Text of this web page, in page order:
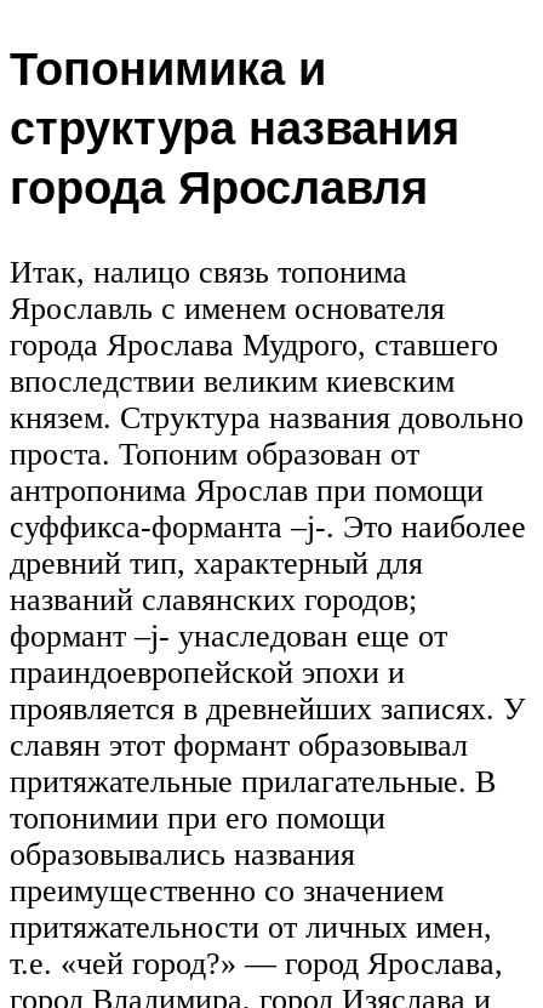
Топонимика и
структура названия
города Ярославля
Итак, налицо связь топонима
Ярославль с именем основателя
города Ярослава Мудрого, ставшего
впоследствии великим киевским
князем. Структура названия довольно
проста. Топоним образован от
антропонима Ярослав при помощи
суффикса-форманта –j-. Это наиболее
древний тип, характерный для
названий славянских городов;
формант –j- унаследован еще от
праиндоевропейской эпохи и
проявляется в древнейших записях. У
славян этот формант образовывал
притяжательные прилагательные. В
топонимии при его помощи
образовывались названия
преимущественно со значением
притяжательности от личных имен,
т.е. «чей город?» — город Ярослава,
город Владимира, город Изяслава и